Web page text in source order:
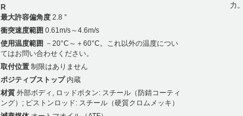
R
最大許容偏角度 2.8 °
衝突速度範囲 0.61m/s～4.6m/s
使用温度範囲 －20°C～＋60°C。これ以外の温度につい
てはお問い合わせください。
取付位置 制限はありません
ポジティブストップ内蔵
材質 外部ボディ, ロッドボタン: スチール（防錆コーティ
ング）; ピストンロッド: スチール（硬質クロムメッキ）
力。